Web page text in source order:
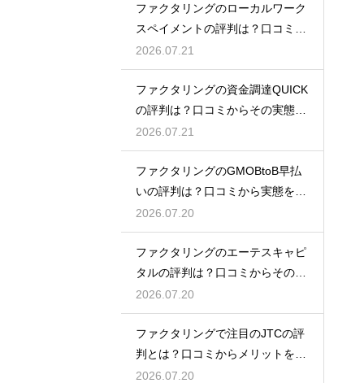
ファクタリングのローカルワーク
スペイメントの評判は？口コミで
実態を解説
2026.07.21
ファクタリングの資金調達QUICK
の評判は？口コミからその実態を
徹底解説
2026.07.21
ファクタリングのGMOBtoB早払
いの評判は？口コミから実態を徹
底解説
2026.07.20
ファクタリングのエーテスキャピ
タルの評判は？口コミからその実
態を徹底解説
2026.07.20
ファクタリングで注目のJTCの評
判とは？口コミからメリットを徹
底解説
2026.07.20